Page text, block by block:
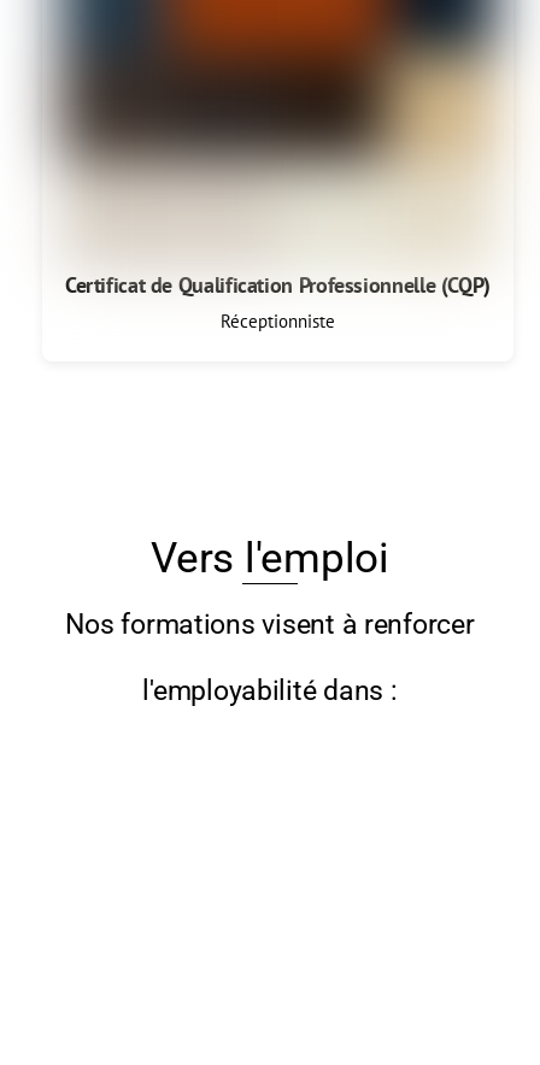
Certificat de Qualification Professionnelle (CQP)
Réceptionniste
Vers l'emploi
Nos formations visent à renforcer
l'employabilité dans :